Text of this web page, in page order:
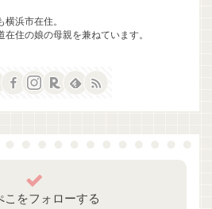
浜市在住。
住の娘の母親を兼ねています。
こをフォローする